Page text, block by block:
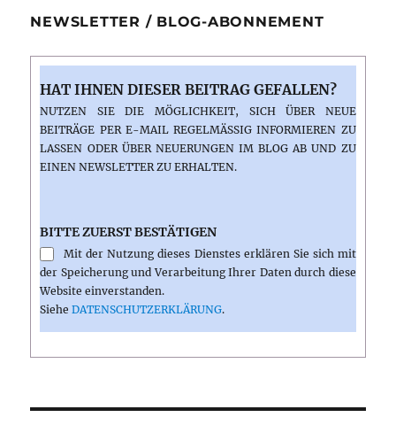
NEWSLETTER / BLOG-ABONNEMENT
HAT IHNEN DIESER BEITRAG GEFALLEN?
NUTZEN SIE DIE MÖGLICHKEIT, SICH ÜBER NEUE
BEITRÄGE PER E-MAIL REGELMÄSSIG INFORMIEREN ZU L
ASSEN ODER ÜBER NEUERUNGEN IM BLOG AB UND ZU E
INEN NEWSLETTER ZU ERHALTEN.
BITTE ZUERST BESTÄTIGEN
Mit der Nutzung dieses Dienstes erklären Sie sich mit
der Speicherung und Verarbeitung Ihrer Daten durch diese
Website einverstanden.
SieheDATENSCHUTZERKLÄRUNG.